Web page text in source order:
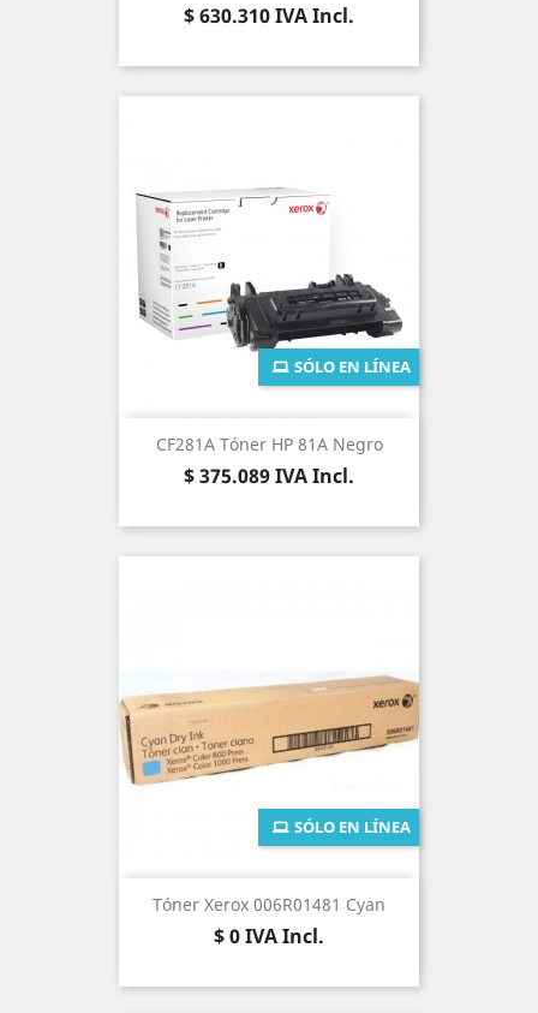
Precio
$ 630.310IVA Incl.
CF281A Tóner HP 81A Negro
Precio
$ 375.089IVA Incl.
SÓLO EN LÍNEA
Tóner Xerox 006R01481 Cyan
Precio
$ 0IVA Incl.
SÓLO EN LÍNEA